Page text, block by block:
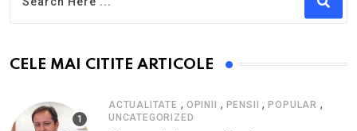
CELE MAI CITITE ARTICOLE
ACTUALITATE , OPINII , PENSII ,POPULAR ,
UNCATEGORIZED